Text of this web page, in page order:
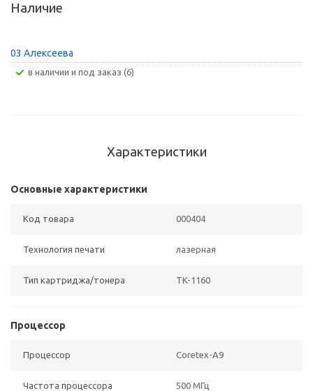
Наличие
03 Алексеева
В наличии и под заказ (6)
Характеристики
Основные характеристики
Код товара 000404
Технология печати лазерная
Тип картриджа/тонера TK-1160
Процессор
Процессор Coretex-A9
Частота процессора 500 МГц